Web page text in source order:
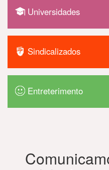
Universidades
Sindicalizados
Entreterimento